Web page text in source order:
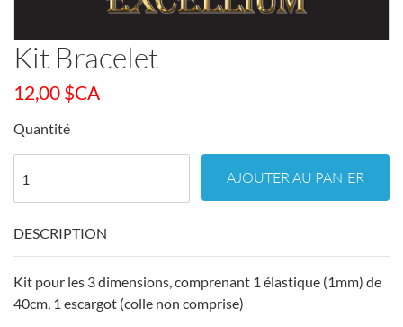
Kit Bracelet
12,00 $CA
Quantité
AJOUTER AU PANIER
DESCRIPTION
Kit pour les 3 dimensions, comprenant 1 élastique (1mm) de
40cm, 1 escargot (colle non comprise)